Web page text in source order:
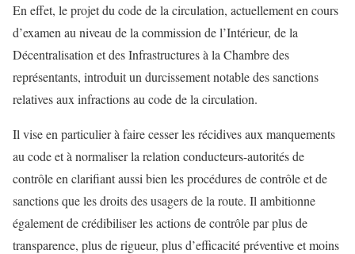
En effet, le projet du code de la circulation, actuellement en cours
d’examen au niveau de la commission de l’Intérieur, de la
Décentralisation et des Infrastructures à la Chambre des
représentants, introduit un durcissement notable des sanctions
relatives aux infractions au code de la circulation.
Il vise en particulier à faire cesser les récidives aux manquements
au code et à normaliser la relation conducteurs-autorités de
contrôle en clarifiant aussi bien les procédures de contrôle et de
sanctions que les droits des usagers de la route. Il ambitionne
également de crédibiliser les actions de contrôle par plus de
transparence, plus de rigueur, plus d’efficacité préventive et moins